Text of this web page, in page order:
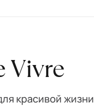
Vivre
красивой жизни